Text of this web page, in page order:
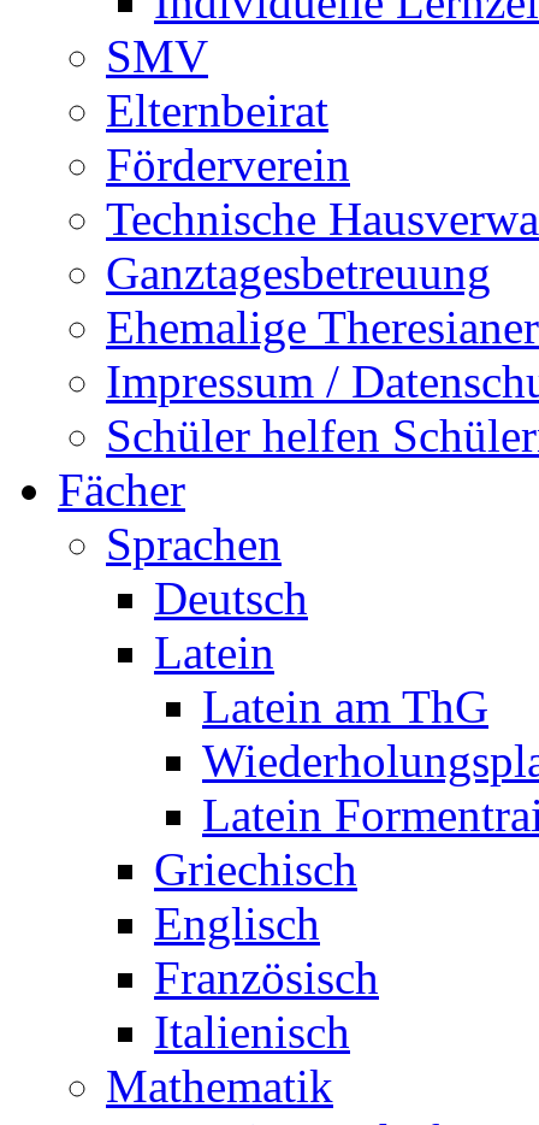
SMV
Elternbeirat
Förderverein
Technische
Ganztagesbetreuung
Ehemalige Theresianer
Impressum /
Schüler helfen
Fächer
Sprachen
Deutsch
Latein
Latein am ThG
Latein
Griechisch
Englisch
Französisch
Italienisch
Mathematik